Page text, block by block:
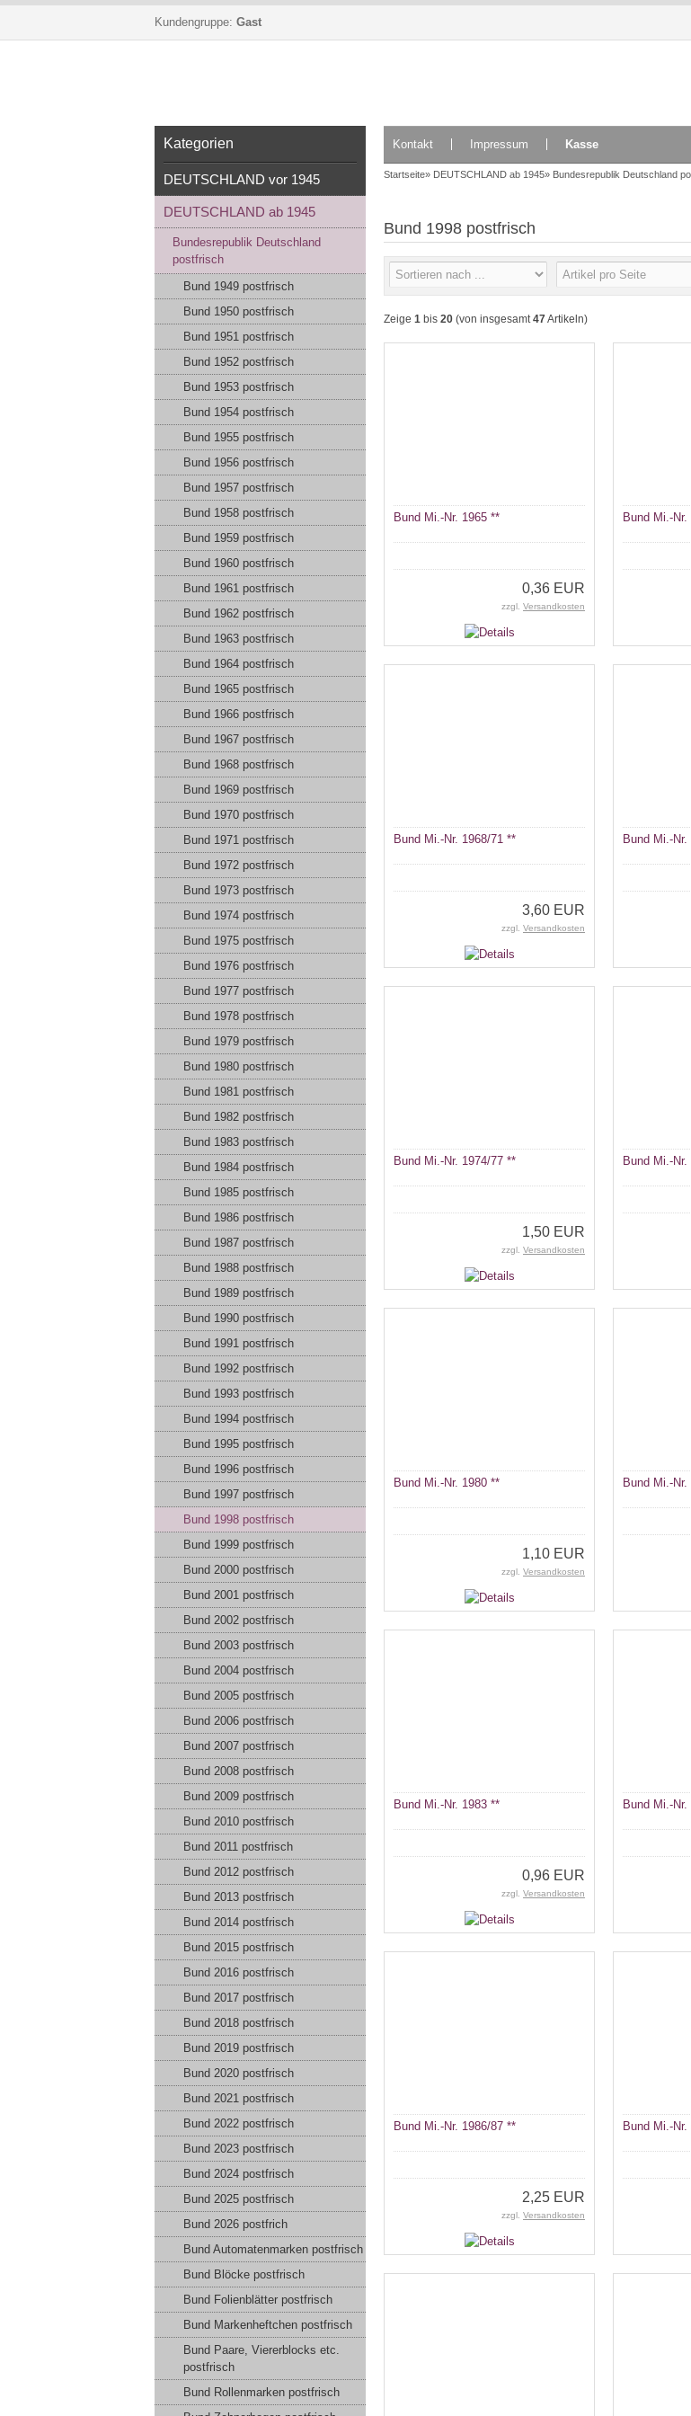
Kundengruppe: Gast
Kategorien
DEUTSCHLAND vor 1945
DEUTSCHLAND ab 1945
Bundesrepublik Deutschland
postfrisch
Bund 1949 postfrisch
Bund 1950 postfrisch
Bund 1951 postfrisch
Bund 1952 postfrisch
Bund 1953 postfrisch
Bund 1954 postfrisch
Bund 1955 postfrisch
Bund 1956 postfrisch
Bund 1957 postfrisch
Bund 1958 postfrisch
Bund 1959 postfrisch
Bund 1960 postfrisch
Bund 1961 postfrisch
Bund 1962 postfrisch
Bund 1963 postfrisch
Bund 1964 postfrisch
Bund 1965 postfrisch
Bund 1966 postfrisch
Bund 1967 postfrisch
Bund 1968 postfrisch
Bund 1969 postfrisch
Bund 1970 postfrisch
Bund 1971 postfrisch
Bund 1972 postfrisch
Bund 1973 postfrisch
Bund 1974 postfrisch
Bund 1975 postfrisch
Bund 1976 postfrisch
Bund 1977 postfrisch
Bund 1978 postfrisch
Bund 1979 postfrisch
Bund 1980 postfrisch
Bund 1981 postfrisch
Bund 1982 postfrisch
Bund 1983 postfrisch
Bund 1984 postfrisch
Bund 1985 postfrisch
Bund 1986 postfrisch
Bund 1987 postfrisch
Bund 1988 postfrisch
Bund 1989 postfrisch
Bund 1990 postfrisch
Bund 1991 postfrisch
Bund 1992 postfrisch
Bund 1993 postfrisch
Bund 1994 postfrisch
Bund 1995 postfrisch
Bund 1996 postfrisch
Bund 1997 postfrisch
Bund 1998 postfrisch
Bund 1999 postfrisch
Bund 2000 postfrisch
Bund 2001 postfrisch
Bund 2002 postfrisch
Bund 2003 postfrisch
Bund 2004 postfrisch
Bund 2005 postfrisch
Bund 2006 postfrisch
Bund 2007 postfrisch
Bund 2008 postfrisch
Bund 2009 postfrisch
Bund 2010 postfrisch
Bund 2011 postfrisch
Bund 2012 postfrisch
Bund 2013 postfrisch
Bund 2014 postfrisch
Bund 2015 postfrisch
Bund 2016 postfrisch
Bund 2017 postfrisch
Bund 2018 postfrisch
Bund 2019 postfrisch
Bund 2020 postfrisch
Bund 2021 postfrisch
Bund 2022 postfrisch
Bund 2023 postfrisch
Bund 2024 postfrisch
Bund 2025 postfrisch
Bund 2026 postfrich
Bund Automatenmarken postfrisch
Bund Blöcke postfrisch
Bund Folienblätter postfrisch
Bund Markenheftchen postfrisch
Bund Paare, Viererblocks etc.
postfrisch
Bund Rollenmarken postfrisch
Kontakt Impressum Kasse
Startseite» DEUTSCHLAND ab 1945» Bundesrepublik Deutschland
Bund 1998 postfrisch
Zeige 1 bis 20 (von insgesamt47Artikeln)
Bund Mi.-Nr. 1965 **
0,36 EUR
zzgl. Versandkosten
Bund Mi.-
Bund Mi.-Nr. 1968/71 **
3,60 EUR
zzgl. Versandkosten
Bund Mi.-
Bund Mi.-Nr. 1974/77 **
1,50 EUR
zzgl. Versandkosten
Bund Mi.-
Bund Mi.-Nr. 1980 **
1,10 EUR
zzgl. Versandkosten
Bund Mi.-
Bund Mi.-Nr. 1983 **
0,96 EUR
zzgl. Versandkosten
Bund Mi.-
Bund Mi.-Nr. 1986/87 **
2,25 EUR
zzgl. Versandkosten
Bund Mi.-